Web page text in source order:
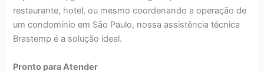
restaurante, hotel, ou mesmo coordenando a operação de
um condomínio em São Paulo, nossa assistência técnica
Brastemp é a solução ideal.
Pronto para Atender